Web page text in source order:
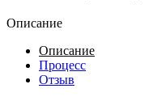
Описание
Описание
Процесс
Отзыв